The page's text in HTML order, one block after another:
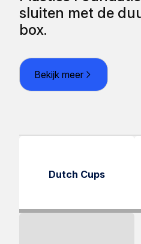
sluiten met de
box.
Bekijk meer
Dutch Cups